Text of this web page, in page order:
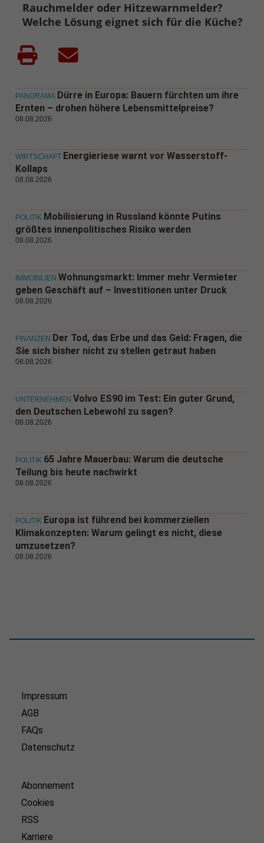
Rauchmelder oder Hitzewarnmelder?
Welche Lösung eignet sich für die Küche?
PANORAMA Dürre in Europa: Bauern fürchten um ihre
Ernten – drohen höhere Lebensmittelpreise?
08.08.2026
WIRTSCHAFT Energieriese warnt vor Wasserstoff-
Kollaps
08.08.2026
POLITIK Mobilisierung in Russland könnte Putins
größtes innenpolitisches Risiko werden
08.08.2026
IMMOBILIEN Wohnungsmarkt: Immer mehr Vermieter
geben Geschäft auf – Investitionen unter Druck
08.08.2026
FINANZEN Der Tod, das Erbe und das Geld: Fragen, die
Sie sich bisher nicht zu stellen getraut haben
08.08.2026
UNTERNEHMEN Volvo ES90 im Test: Ein guter Grund,
den Deutschen Lebewohl zu sagen?
08.08.2026
POLITIK 65 Jahre Mauerbau: Warum die deutsche
Teilung bis heute nachwirkt
08.08.2026
POLITIK Europa ist führend bei kommerziellen
Klimakonzepten: Warum gelingt es nicht, diese
umzusetzen?
08.08.2026
Impressum
AGB
FAQs
Datenschutz
Abonnement
Cookies
RSS
Karriere